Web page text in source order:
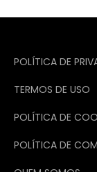
POLÍTICA DE
TERMOS DE USO
POLÍTICA DE
POLÍTICA DE